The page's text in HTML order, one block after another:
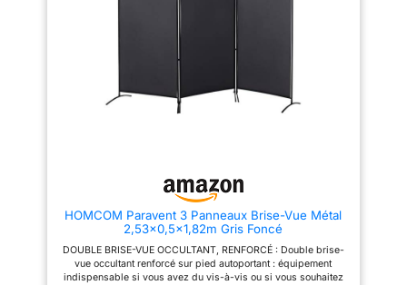
paravent est fabriqué dans un
robuste qui l'empêche de
basculer. Le cadre et la base en
facile à démonter et à remonter,
économiser de l'espace. Nous
vous fournissons également
des instructions de montage
détaillées pour un montage
rapide. 【Ce paravent est
HOMCOM Paravent 3 Panneaux Brise-Vue Métal
2,53x0,5x1,82m Gris Foncé
DOUBLE BRISE-VUE OCCULTANT, RENFORCÉ : Double brise-
vue occultant renforcé sur pied autoportant : équipement
indispensable si vous avez du vis-à-vis ou si vous souhaitez